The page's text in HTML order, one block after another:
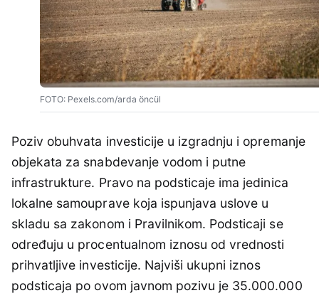
FOTO: Pexels.com/arda öncül
Poziv obuhvata investicije u izgradnju i opremanje
objekata za snabdevanje vodom i putne
infrastrukture. Pravo na podsticaje ima jedinica
lokalne samouprave koja ispunjava uslove u
skladu sa zakonom i Pravilnikom. Podsticaji se
određuju u procentualnom iznosu od vrednosti
prihvatljive investicije. Najviši ukupni iznos
podsticaja po ovom javnom pozivu je 35.000.000